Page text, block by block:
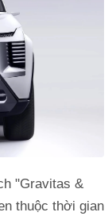
"Gravitas &
thuộc thời gian